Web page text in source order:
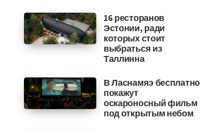
16 ресторанов
Эстонии, ради
которых стоит
выбраться из
Таллинна
В Ласнамяэ бесплатно
покажут
оскароносный фильм
под открытым небом